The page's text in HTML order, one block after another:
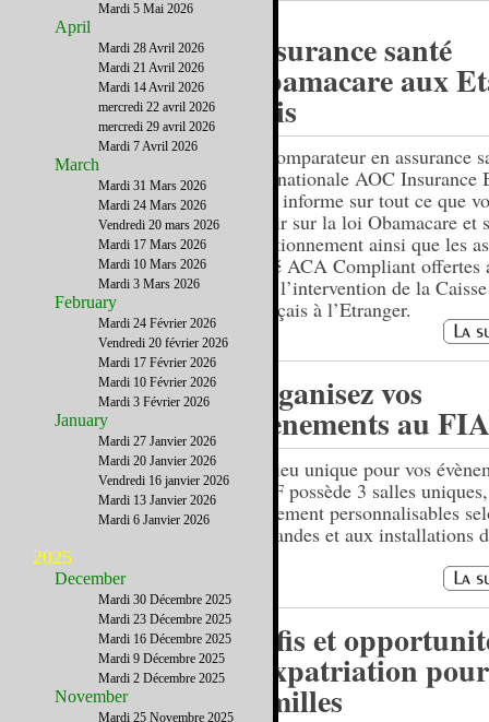
Assurance santé
Obamacare aux
unis
Le comparateur en assurance
internationale AOC Insurance
vous informe sur tout ce que
savoir sur la loi Obamacare et
fonctionnement ainsi que les
santé ACA Compliant offertes
sans l’intervention de la
Français à l’Etranger.
Organisez vos
évènements au
Un lieu unique pour vos
FIAF possède 3 salles uniques,
facilement personnalisables
demandes et aux installations
Défis et
l’expatriation
familles
Mardi 5 Mai 2026
April
Mardi 28 Avril 2026
Mardi 21 Avril 2026
Mardi 14 Avril 2026
mercredi 22 avril 2026
mercredi 29 avril 2026
Mardi 7 Avril 2026
March
Mardi 31 Mars 2026
Mardi 24 Mars 2026
Vendredi 20 mars 2026
Mardi 17 Mars 2026
Mardi 10 Mars 2026
Mardi 3 Mars 2026
February
Mardi 24 Février 2026
Vendredi 20 février 2026
Mardi 17 Février 2026
Mardi 10 Février 2026
Mardi 3 Février 2026
January
Mardi 27 Janvier 2026
Mardi 20 Janvier 2026
Vendredi 16 janvier 2026
Mardi 13 Janvier 2026
Mardi 6 Janvier 2026
2025
December
Mardi 30 Décembre 2025
Mardi 23 Décembre 2025
Mardi 16 Décembre 2025
Mardi 9 Décembre 2025
Mardi 2 Décembre 2025
November
Mardi 25 Novembre 2025